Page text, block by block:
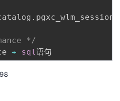
.
*/
+ sql